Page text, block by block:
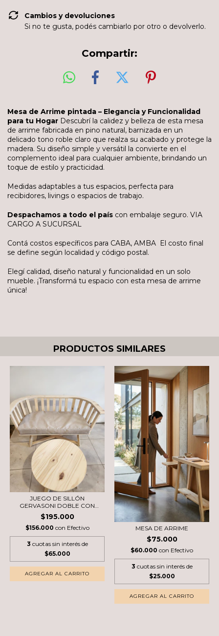
Cambios y devoluciones
Si no te gusta, podés cambiarlo por otro o devolverlo.
Compartir:
Mesa de Arrime pintada – Elegancia y Funcionalidad
para tu Hogar Descubrí la calidez y belleza de esta mesa
de arrime fabricada en pino natural, barnizada en un
delicado tono roble claro que realza su acabado y protege la
madera. Su diseño simple y versátil la convierte en el
complemento ideal para cualquier ambiente, brindando un
toque de estilo y practicidad.
Medidas adaptables a tus espacios, perfecta para
recibidores, livings o espacios de trabajo.
Despachamos a todo el país con embalaje seguro. VIA
CARGO A SUCURSAL
Contá costos específicos para CABA, AMBA El costo final
se define según localidad y código postal.
Elegí calidad, diseño natural y funcionalidad en un solo
mueble. ¡Transformá tu espacio con esta mesa de arrime
única!
PRODUCTOS SIMILARES
JUEGO DE SILLÓN
GERVASONI DOBLE CON
MESA...
$195.000
$156.000 con Efectivo
3 cuotas sin interés de
$65.000
MESA DE ARRIME
$75.000
$60.000 con Efectivo
3 cuotas sin interés de
$25.000